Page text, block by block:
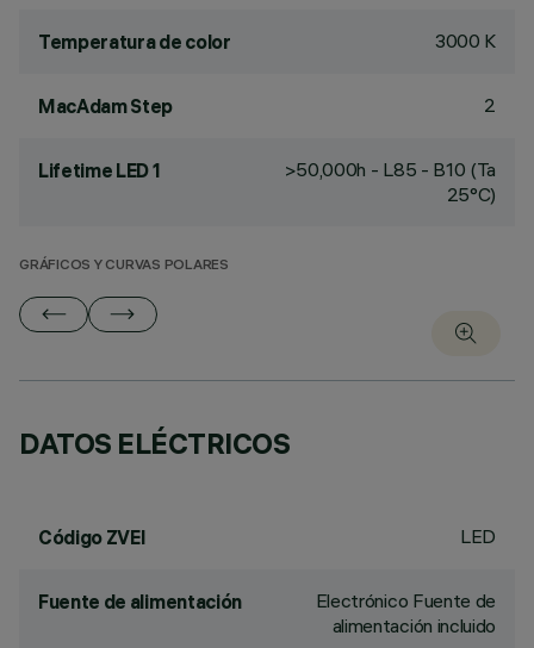
Temperatura de color 3000 K
MacAdam Step 2
Lifetime LED 1
>50,000h - L85 - B10 (Ta
25°C)
GRÁFICOS Y CURVAS POLARES
DATOS ELÉCTRICOS
Código ZVEI LED
Fuente de alimentación
Electrónico Fuente de
alimentación incluido